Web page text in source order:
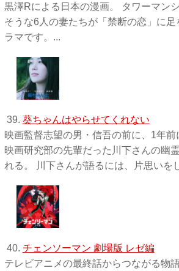
黒澤Rによる日本の漫画。 タワーマン
そうな6人の妻たちが「禁断の恋」に足
ラマです。...
39. 葵ちゃんはやらせてくれない
映画監督志望の男・信吾の前に、1年
映画研究部の先輩だった川下さんの幽
れる。 川下さんが語るには、片思いを
40. チェンソーマン 劇場版 レゼ編
テレビアニメの最終話からつながる物